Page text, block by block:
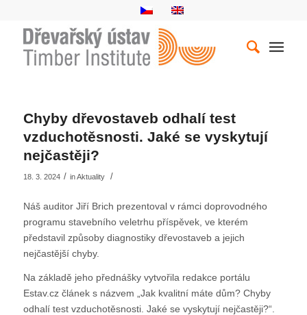
Chyby dřevostaveb odhalí test
vzduchotěsnosti. Jaké se vyskytují
nejčastěji?
18. 3. 2024 / inAktuality /
Náš auditor Jiří Brich prezentoval v rámci doprovodného
programu stavebního veletrhu příspěvek, ve kterém
představil způsoby diagnostiky dřevostaveb a jejich
nejčastější chyby.
Na základě jeho přednášky vytvořila redakce portálu
Estav.cz článek s názvem „Jak kvalitní máte dům? Chyby
odhalí test vzduchotěsnosti. Jaké se vyskytují nejčastěji?“.